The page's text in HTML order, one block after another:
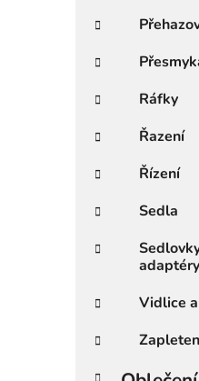
Ráfky
Řazení
Řízení
Sedla
adaptéry
Vidlice